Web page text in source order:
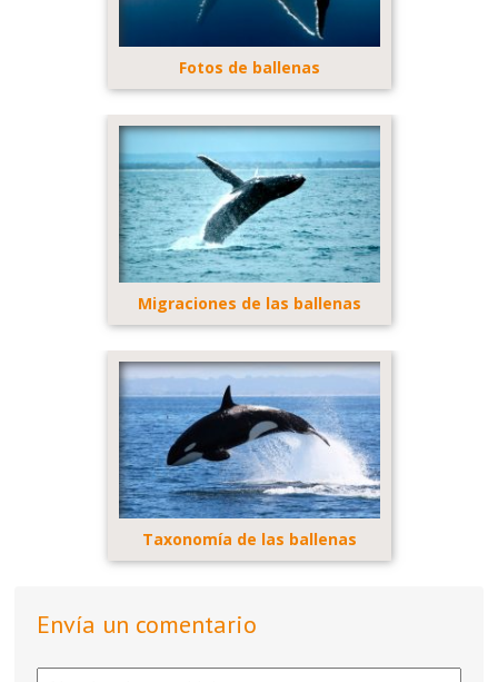
Fotos de ballenas
Migraciones de las ballenas
Taxonomía de las ballenas
Envía un comentario